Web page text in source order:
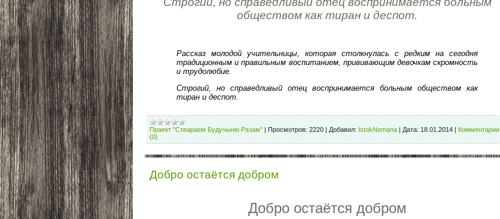
обществом как тиран и деспот.
Рассказ молодой учительницы, которая столкнулась с редким на сегодня
традиционным и правильным воспитанием, прививающим девочкам скромность
и трудолюбие.
Строгий, но справедливый отец воспринимается больным обществом как
тиран и деспот.
Праект "Ствараем Будучыню Разам" | Просмотров: 2220 | Добавил: IstokNemana | Дата: 18.01.2014 | Комментарии
(0)
Добро остаётся добром
Добро остаётся добром